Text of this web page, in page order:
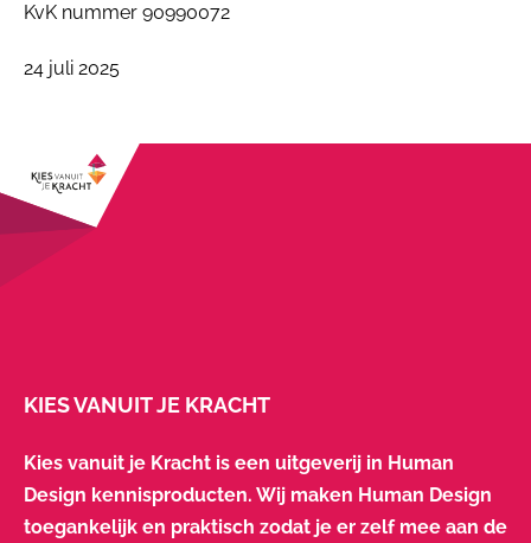
KvK nummer 90990072
24 juli 2025
KIES VANUIT JE KRACHT
Kies vanuit je Kracht is een uitgeverij in Human
Design kennisproducten. Wij maken Human Design
toegankelijk en praktisch zodat je er zelf mee aan de